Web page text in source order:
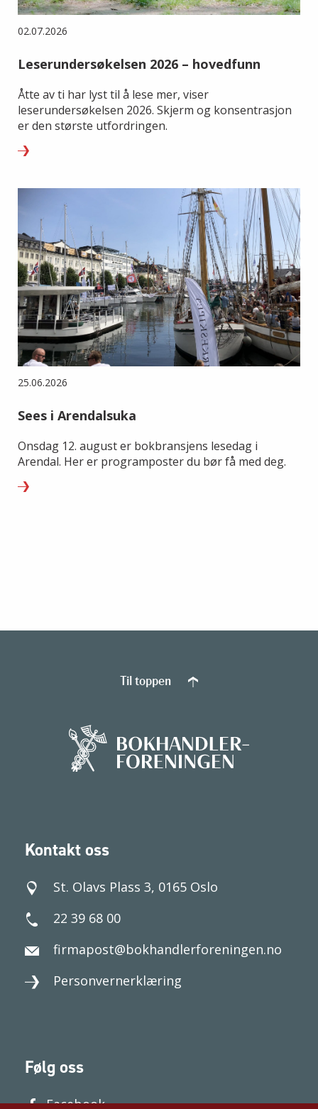
02.07.2026
Leserundersøkelsen 2026 – hovedfunn
Åtte av ti har lyst til å lese mer, viser
leserundersøkelsen 2026. Skjerm og konsentrasjon
er den største utfordringen.
25.06.2026
Sees i Arendalsuka
Onsdag 12. august er bokbransjens lesedag i
Arendal. Her er programposter du bør få med deg.
Kontakt oss
St. Olavs Plass 3, 0165 Oslo
22 39 68 00
firmapost@bokhandlerforeningen.no
Personvernerklæring
Følg oss
Facebook
Til toppen